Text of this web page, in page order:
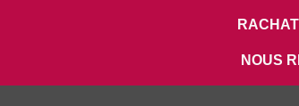
NOUS